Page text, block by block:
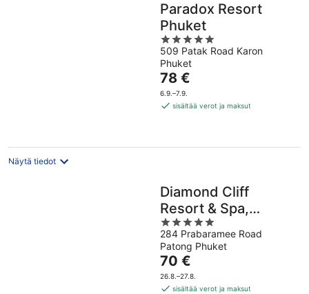
Paradox Resort
Phuket
5
out
of
5
509 Patak Road Karon
Phuket
Hinta
on
78 €
78 €
6.9.–7.9.
sisältää verot ja maksut
Näytä tiedot
Diamond Cliff
Resort & Spa,
Patong Beach
5
out
of
5
284 Prabaramee Road
Patong Phuket
Hinta
on
70 €
70 €
26.8.–27.8.
sisältää verot ja maksut